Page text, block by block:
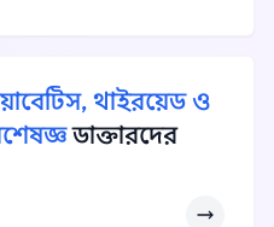
থাইরয়েড ও
ডাক্তারদের